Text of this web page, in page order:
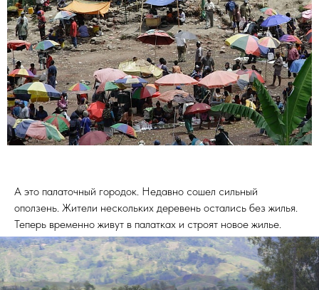
А это палаточный городок. Недавно сошел сильный
оползень. Жители нескольких деревень остались без жилья.
Теперь временно живут в палатках и строят новое жилье.